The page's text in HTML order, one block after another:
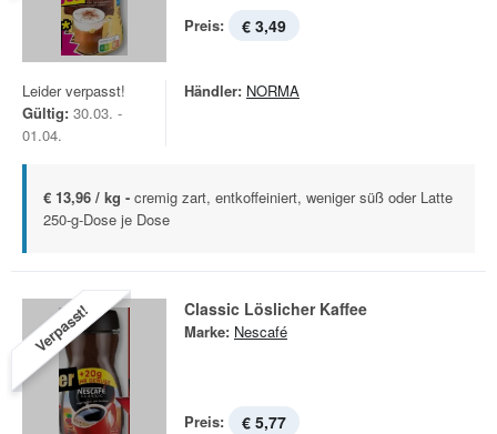
Preis: € 3,49
Leider verpasst!
Gültig: 30.03. -
01.04.
Händler: NORMA
€ 13,96 / kg - cremig zart, entkoffeiniert, weniger süß oder Latte
250-g-Dose je Dose
Verpasst! Classic Löslicher Kaffee
Marke: Nescafé
Preis: € 5,77